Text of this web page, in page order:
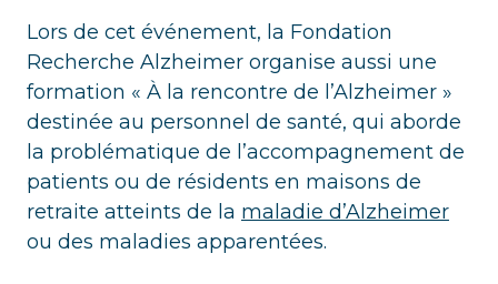
Lors de cet événement, la Fondation
Recherche Alzheimer organise aussi une
formation « À la rencontre de l’Alzheimer »
destinée au personnel de santé, qui aborde
la problématique de l’accompagnement de
patients ou de résidents en maisons de
retraite atteints de la maladie d’Alzheimer
ou des maladies apparentées.